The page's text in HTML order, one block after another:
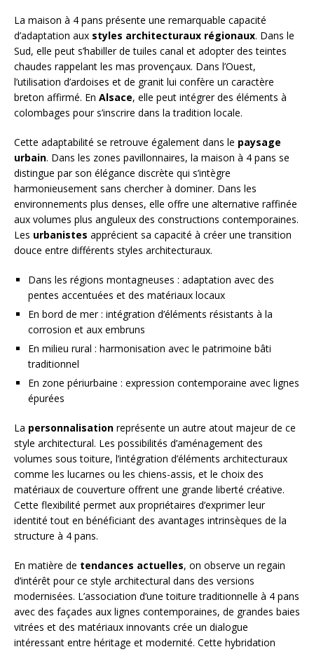
La maison à 4 pans présente une remarquable capacité
d’adaptation aux styles architecturaux régionaux. Dans le
Sud, elle peut s’habiller de tuiles canal et adopter des teintes
chaudes rappelant les mas provençaux. Dans l’Ouest,
l’utilisation d’ardoises et de granit lui confère un caractère
breton affirmé. En Alsace, elle peut intégrer des éléments à
colombages pour s’inscrire dans la tradition locale.
Cette adaptabilité se retrouve également dans le paysage
urbain. Dans les zones pavillonnaires, la maison à 4 pans se
distingue par son élégance discrète qui s’intègre
harmonieusement sans chercher à dominer. Dans les
environnements plus denses, elle offre une alternative raffinée
aux volumes plus anguleux des constructions contemporaines.
Les urbanistes apprécient sa capacité à créer une transition
douce entre différents styles architecturaux.
Dans les régions montagneuses : adaptation avec des
pentes accentuées et des matériaux locaux
En bord de mer : intégration d’éléments résistants à la
corrosion et aux embruns
En milieu rural : harmonisation avec le patrimoine bâti
traditionnel
En zone périurbaine : expression contemporaine avec lignes
épurées
La personnalisation représente un autre atout majeur de ce
style architectural. Les possibilités d’aménagement des
volumes sous toiture, l’intégration d’éléments architecturaux
comme les lucarnes ou les chiens-assis, et le choix des
matériaux de couverture offrent une grande liberté créative.
Cette flexibilité permet aux propriétaires d’exprimer leur
identité tout en bénéficiant des avantages intrinsèques de la
structure à 4 pans.
En matière de tendances actuelles, on observe un regain
d’intérêt pour ce style architectural dans des versions
modernisées. L’association d’une toiture traditionnelle à 4 pans
avec des façades aux lignes contemporaines, de grandes baies
vitrées et des matériaux innovants crée un dialogue
intéressant entre héritage et modernité. Cette hybridation